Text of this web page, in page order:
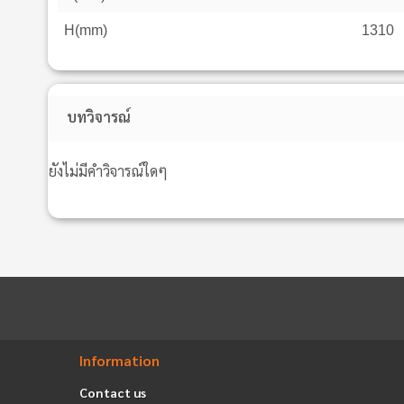
H(mm) 1310
บทวิจารณ์
ยังไม่มีคำวิจารณ์ใดๆ
Information
Contact us